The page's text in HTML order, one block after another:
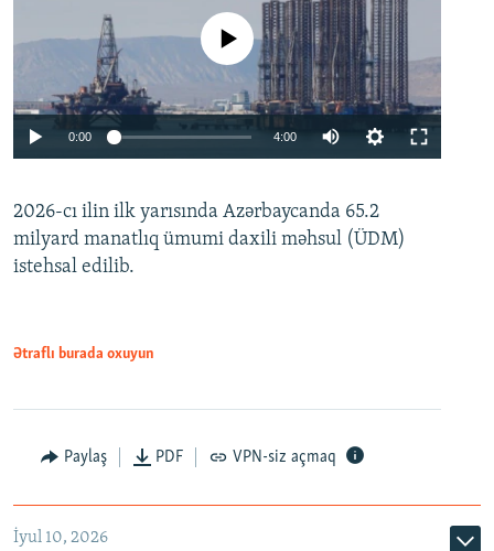
Auto 240p 360p 480p
No media source currently available
0:00 4:00
360p
480p
2026-cı ilin ilk yarısında Azərbaycanda 65.2
milyard manatlıq ümumi daxili məhsul (ÜDM)
istehsal edilib.
Ətraflı burada oxuyun
Paylaş PDF VPN-siz açmaq
İyul 10, 2026